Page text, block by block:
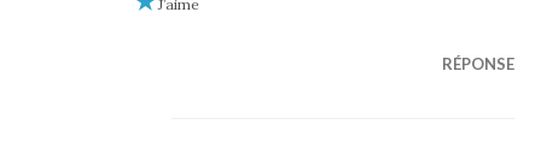
J’aime
RÉPONSE